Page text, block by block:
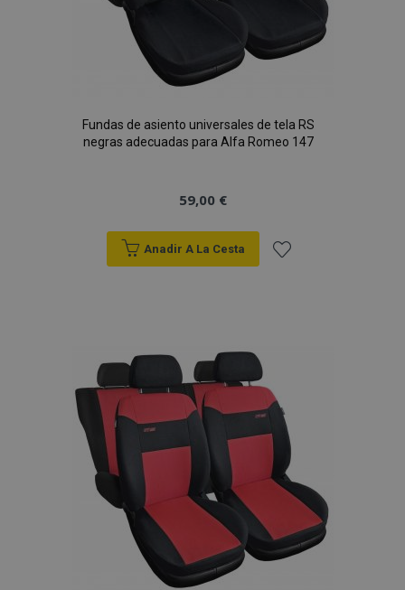
Fundas de asiento universales de tela RS
negras adecuadas para Alfa Romeo 147
59,00 €
Anadir A La Cesta
de
Deseos